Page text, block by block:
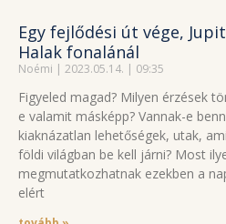
Egy fejlődési út vége,
Halak fonalánál
Noémi 2023.05.14. 09:35
Figyeled magad? Milyen érzések
e valamit másképp? Vannak-e
kiaknázatlan lehetőségek, utak,
földi világban be kell járni? Most
megmutatkozhatnak ezekben a
elért